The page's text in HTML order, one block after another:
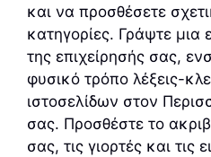
και να προσθέσετε
κατηγορίες. Γράψτε μια
της επιχείρησής σας,
φυσικό τρόπο λέξεις-
ιστοσελίδων στον
σας. Προσθέστε το
σας, τις γιορτές και τις